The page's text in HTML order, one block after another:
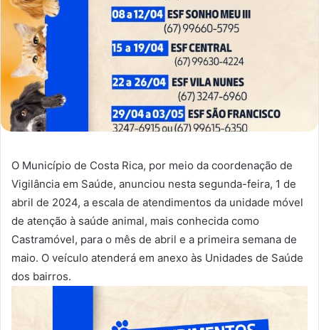
O Município de Costa Rica, por meio da coordenação de
Vigilância em Saúde, anunciou nesta segunda-feira, 1 de
abril de 2024, a escala de atendimentos da unidade móvel
de atenção à saúde animal, mais conhecida como
Castramóvel, para o mês de abril e a primeira semana de
maio. O veículo atenderá em anexo às Unidades de Saúde
dos bairros.